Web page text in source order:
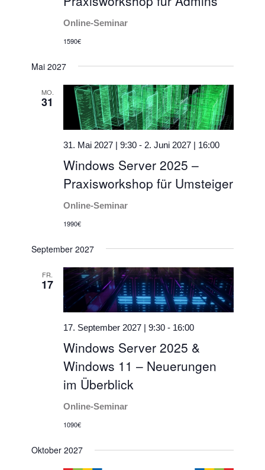
Online-Seminar
1590€
Mai 2027
MO.
31
Windows Server 2025 –
Praxisworkshop für Umsteiger
31. Mai 2027 | 9:30 - 2. Juni 2027 | 16:00
Online-Seminar
1990€
September 2027
FR.
17
Windows Server 2025 &
Windows 11 – Neuerungen
im Überblick
17. September 2027 | 9:30 - 16:00
Online-Seminar
1090€
Oktober 2027